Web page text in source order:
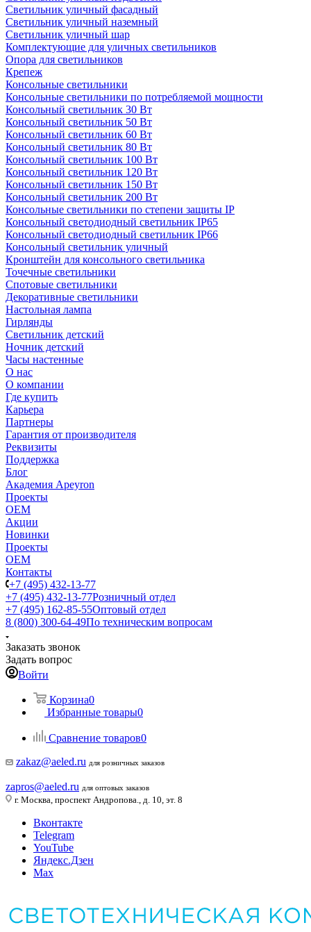
Светильник уличный фасадный
Светильник уличный наземный
Cветильник уличный шар
Комплектующие для уличных светильников
Опора для светильников
Крепеж
Консольные светильники
Консольные светильники по потребляемой мощности
Консольный светильник 30 Вт
Консольный светильник 50 Вт
Консольный светильник 60 Вт
Консольный светильник 80 Вт
Консольный светильник 100 Вт
Консольный светильник 120 Вт
Консольный светильник 150 Вт
Консольный светильник 200 Вт
Консольные светильники по степени защиты IP
Консольный светодиодный светильник IP65
Консольный светодиодный светильник IP66
Консольный светильник уличный
Кронштейн для консольного светильника
Точечные светильники
Спотовые светильники
Декоративные светильники
Настольная лампа
Гирлянды
Светильник детский
Ночник детский
Часы настенные
О нас
О компании
Где купить
Карьера
Партнеры
Гарантия от производителя
Реквизиты
Поддержка
Блог
Академия Apeyron
Проекты
ОЕМ
Акции
Новинки
Проекты
ОЕМ
Контакты
+7 (495) 432-13-77
+7 (495) 432-13-77Розничный отдел
+7 (495) 162-85-55Оптовый отдел
8 (800) 300-64-49По техническим вопросам
Заказать звонок
Задать вопрос
Войти
Корзина0
Избранные товары0
Сравнение товаров0
zakaz@aeled.ru для розничных заказов
zapros@aeled.ru для оптовых заказов
г. Москва, проспект Андропова., д. 10, эт. 8
Вконтакте
Telegram
YouTube
Яндекс.Дзен
Max